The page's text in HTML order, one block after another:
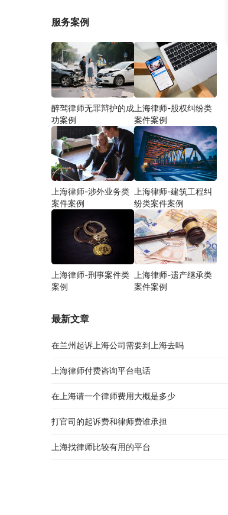
服务案例
醉驾律师无罪辩护的成
功案例
上海律师-股权纠纷类
案件案例
上海律师-涉外业务类
案件案例
上海律师-建筑工程纠
纷类案件案例
上海律师-刑事案件类
案例
上海律师-遗产继承类
案件案例
最新文章
在兰州起诉上海公司需要到上海去吗
上海律师付费咨询平台电话
在上海请一个律师费用大概是多少
打官司的起诉费和律师费谁承担
上海找律师比较有用的平台